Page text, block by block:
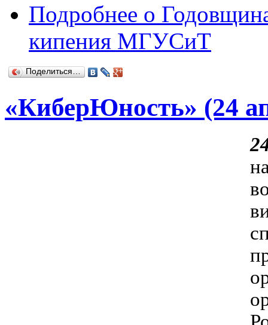
Подробнее о
кипения МГУСиТ
Поделиться…
«КиберЮность» (24